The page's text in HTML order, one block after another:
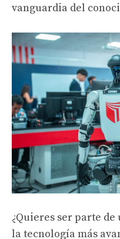
vanguardia del
¿Quieres ser parte
la tecnología más